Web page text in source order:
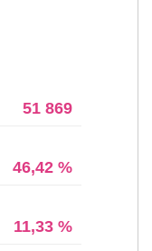
51 869
46,42 %
11,33 %